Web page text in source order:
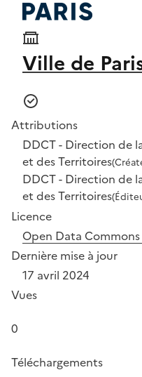
Ville de
Attributions
DDCT - Direction de
et des Territoires
DDCT - Direction de
et des Territoires
Licence
Open Data
Dernière mise à jour
17 avril 2024
Vues
0
Téléchargements